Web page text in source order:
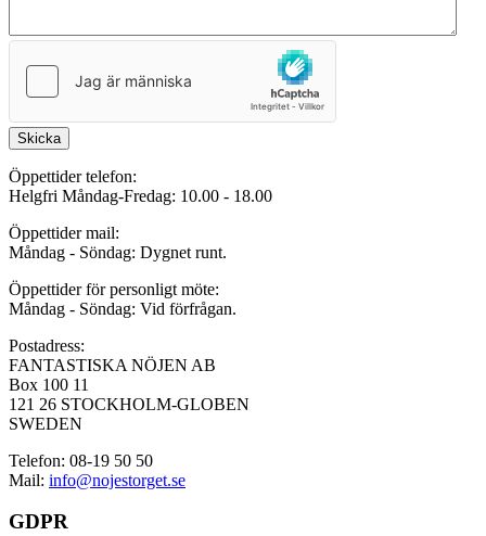
Skicka
Öppettider telefon:
Helgfri Måndag-Fredag: 10.00 - 18.00
Öppettider mail:
Måndag - Söndag: Dygnet runt.
Öppettider för personligt möte:
Måndag - Söndag: Vid förfrågan.
Postadress:
FANTASTISKA NÖJEN AB
Box 100 11
121 26 STOCKHOLM-GLOBEN
SWEDEN
Telefon: 08-19 50 50
Mail: info@nojestorget.se
GDPR